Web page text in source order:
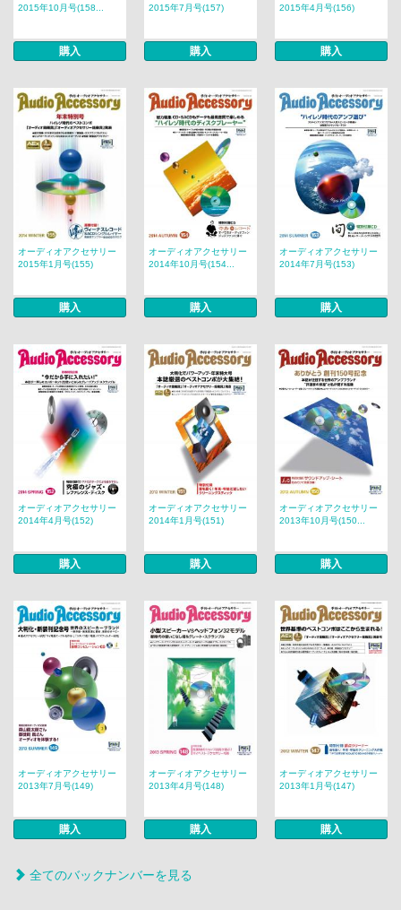
2015年10月号(158...
購入
2015年7月号(157)
購入
2015年4月号(156)
購入
オーディオアクセサリー
2015年1月号(155)
購入
オーディオアクセサリー
2014年10月号(154...
購入
オーディオアクセサリー
2014年7月号(153)
購入
オーディオアクセサリー
2014年4月号(152)
購入
オーディオアクセサリー
2014年1月号(151)
購入
オーディオアクセサリー
2013年10月号(150...
購入
オーディオアクセサリー
2013年7月号(149)
購入
オーディオアクセサリー
2013年4月号(148)
購入
オーディオアクセサリー
2013年1月号(147)
購入
全てのバックナンバーを見る